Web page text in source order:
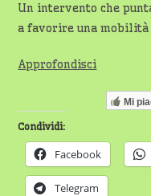
Un intervento che
a favorire una
Approfondisci
Mi
Condividi:
Facebook
Telegram